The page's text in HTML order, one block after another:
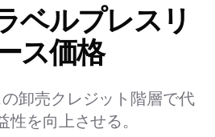
ベルプレスリ
ス価格
卸売クレジット階層で代
性を向上させる。